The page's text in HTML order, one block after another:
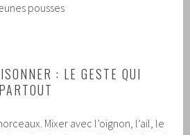
pousses
: LE GESTE QUI
Mixer avec l’oignon, l’ail, le